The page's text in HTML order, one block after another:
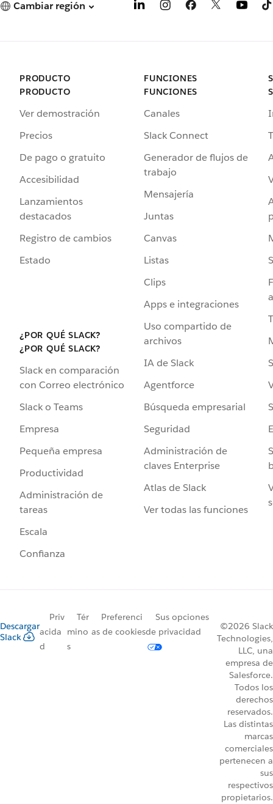
Cambiar región
PRODUCTO
PRODUCTO
Ver demostración
Precios
De pago o gratuito
Accesibilidad
Lanzamientos
destacados
Registro de cambios
Estado
¿POR QUÉ SLACK?
¿POR QUÉ SLACK?
Slack en comparación
con Correo electrónico
Slack o Teams
Empresa
Pequeña empresa
Productividad
Administración de
tareas
Escala
Confianza
FUNCIONES
FUNCIONES
Canales
Slack Connect
Generador de flujos de
trabajo
Mensajería
Juntas
Canvas
Listas
Clips
Apps e integraciones
Uso compartido de
archivos
IA de Slack
Agentforce
Búsqueda empresarial
Seguridad
Administración de
claves Enterprise
Atlas de Slack
Ver todas las funciones
Descargar
Slack
Priv
acida
d
Tér
mino
s
Preferenci
as de cookies
Sus opciones
de privacidad
©2026 Slack
Technologies,
LLC, una
empresa de
Salesforce.
Todos los
derechos
reservados.
Las distintas
marcas
comerciales
pertenecen a
sus
respectivos
propietarios.